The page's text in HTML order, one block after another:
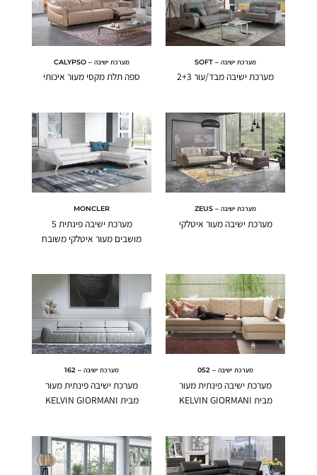
מערכת ישיבה – SOFT
מערכת ישיבה מבד/עור 2+3
מערכת ישיבה – CALYPSO
ספה תלת מקסי מעור איכותי
מערכת ישיבה – ZEUS
מערכת ישיבה מעור איטלקי
MONCLER
מערכת ישיבה פינתית 5
מושבים מעור איטלקי משובח
מערכת ישיבה – 052
מערכת ישיבה פינתית מעור
מבית KELVIN GIORMANI
מערכת ישיבה – 162
מערכת ישיבה פינתית מעור
מבית KELVIN GIORMANI